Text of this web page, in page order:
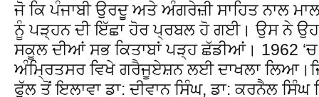
ਜੋ ਕਿ ਪੰਜਾਬੀ ਉਰਦੂ ਅਤੇ ਅੰਗਰੇਜ਼ੀ ਸਾਹਿਤ ਨਾਲ
ਨੂੰ ਪੜ੍ਹਨ ਦੀ ਇੱਛਾ ਹੋਰ ਪ੍ਰਬਲ ਹੋ ਗਈ। ਉਸ ਨੇ ਉਹ
ਸਕੂਲ ਦੀਆਂ ਸਭ ਕਿਤਾਬਾਂ ਪੜ੍ਹ ਛੱਡੀਆਂ। 1962
ਅੰਮ੍ਰਿਤਸਰ ਵਿਖੇ ਗਰੈਜੂਏਸ਼ਨ ਲਈ ਦਾਖਲਾ
ਫੁੱਲ ਤੋਂ ਇਲਾਵਾ ਡਾ: ਦੀਵਾਨ ਸਿੰਘ, ਡਾ: ਕਰਨੈਲ ਸਿੰਘ